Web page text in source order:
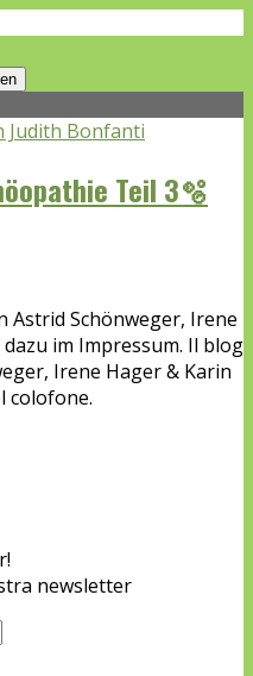
Judith Bonfanti
Teil 3🫧
Astrid Schönweger, Irene
im Impressum. Il blog
Irene Hager & Karin
colofone.
newsletter